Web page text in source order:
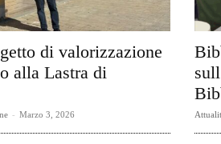
di valorizzazione
alla Lastra di
- Marzo 3, 2026